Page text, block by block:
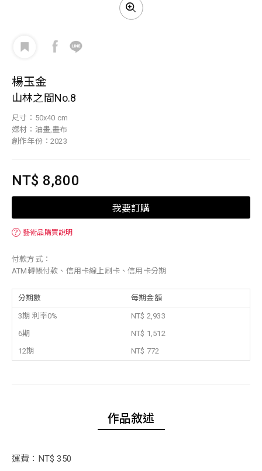
楊玉金
山林之間No.8
尺寸：50x40 cm
媒材：油畫,畫布
創作年份：2023
NT$ 8,800
我要訂購
？ 藝術品購買說明
付款方式：
ATM轉帳付款、信用卡線上刷卡、信用卡分期
分期數 每期金額
3期 利率0%
NT$ 2,933
6期
NT$ 1,512
12期
NT$ 772
作品敘述
運費：NT$ 350